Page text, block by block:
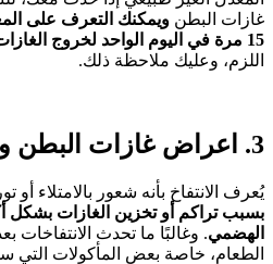
غازات البطن
15 مرة في اليوم الواحد لخروج الغازات
اللزم، وعليك ملاحظة ذلك.
3. اعراض غازات البطن والانتفاخات:
يُعرف الانتفاخ بأنه شعور بالامتلاء
بسبب تراكم أو تخزين الغازات بشكل
الهضمي. وغالبًا ما تحدث الانتفاخات
الطعام، خاصة بعض المأكولات التي